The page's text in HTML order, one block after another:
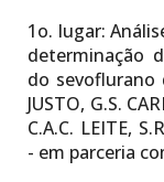
1o. lugar:
determinação
do sevoflurano
JUSTO, G.S.
C.A.C. LEITE,
- em parceria